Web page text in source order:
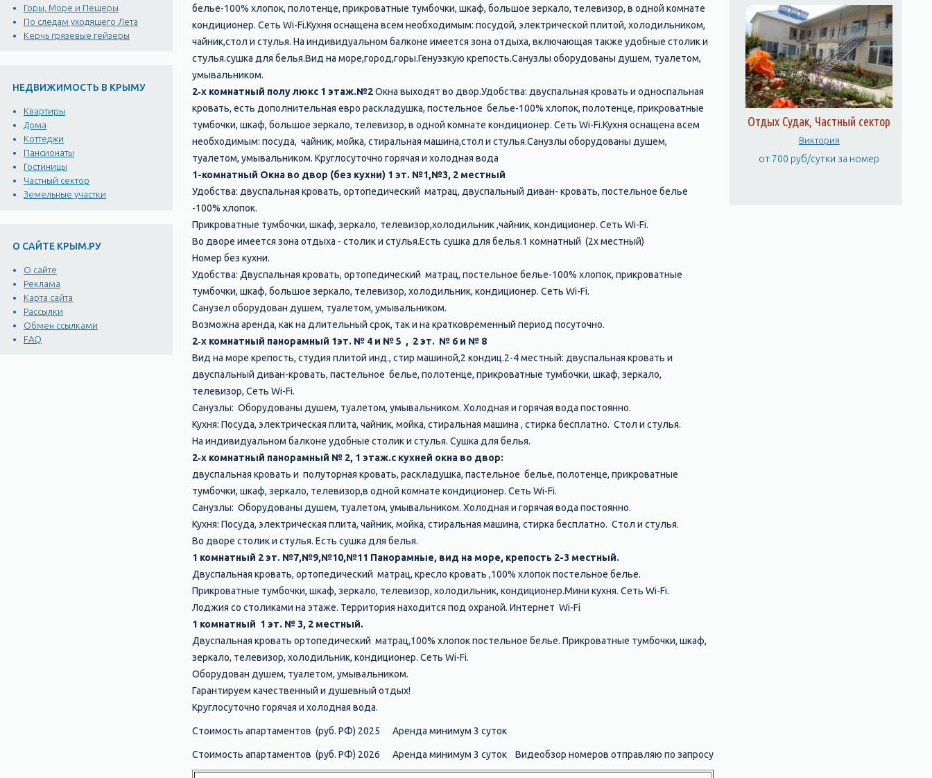
Горы, Море и Пещеры
По следам уходящего Лета
Керчь грязевые гейзеры
НЕДВИЖИМОСТЬ В КРЫМУ
Квартиры
Дома
Коттеджи
Пансионаты
Гостиницы
Частный сектор
Земельные участки
О САЙТЕ КРЫМ.РУ
О сайте
Реклама
Карта сайта
Рассылки
Обмен ссылками
FAQ
белье-100% хлопок, полотенце, прикроватные тумбочки, шкаф, большое зеркало, телевизор, в одной комнате
кондиционер. Сеть Wi-Fi.Кухня оснащена всем необходимым: посудой, электрической плитой, холодильником,
чайник,стол и стулья. На индивидуальном балконе имеется зона отдыха, включающая также удобные столик и
стулья.сушка для белья.Вид на море,город,горы.Генуэзкую крепость.Санузлы оборудованы душем, туалетом,
умывальником.
2‑х комнатный полу люкс 1 этаж.№2Окна выходят во двор.Удобства: двуспальная кровать и односпальная
кровать, есть дополнительная евро раскладушка, постельное белье-100% хлопок, полотенце, прикроватные
тумбочки, шкаф, большое зеркало, телевизор, в одной комнате кондиционер. Сеть Wi-Fi.Кухня оснащена всем
необходимым: посуда, чайник, мойка, стиральная машина,стол и стулья.Санузлы оборудованы душем,
туалетом, умывальником. Круглосуточно горячая и холодная вода
1-комнатный Окна во двор (без кухни) 1 эт. №1,№3, 2 местный
Удобства: двуспальная кровать, ортопедический матрац, двуспальный диван- кровать, постельное белье
-100% хлопок.
Прикроватные тумбочки, шкаф, зеркало, телевизор,холодильник ,чайник, кондиционер. Сеть Wi-Fi.
Во дворе имеется зона отдыха - столик и стулья.Есть сушка для белья.1 комнатный (2х местный)
Номер без кухни.
Удобства: Двуспальная кровать, ортопедический матрац, постельное белье-100% хлопок, прикроватные
тумбочки, шкаф, большое зеркало, телевизор, холодильник, кондиционер. Сеть Wi-Fi.
Санузел оборудован душем, туалетом, умывальником.
Возможна аренда, как на длительный срок, так и на кратковременный период посуточно.
2‑х комнатный панорамный 1эт. № 4 и № 5 , 2 эт. № 6 и № 8
Вид на море крепость, студия плитой инд., стир машиной,2 кондиц.2-4 местный: двуспальная кровать и
двуспальный диван-кровать, пастельное белье, полотенце, прикроватные тумбочки, шкаф, зеркало,
телевизор, Сеть Wi-Fi.
Санузлы: Оборудованы душем, туалетом, умывальником. Холодная и горячая вода постоянно.
Кухня: Посуда, электрическая плита, чайник, мойка, стиральная машина , стирка бесплатно. Стол и стулья.
На индивидуальном балконе удобные столик и стулья. Сушка для белья.
2‑х комнатный панорамный № 2, 1 этаж.с кухней окна во двор:
двуспальная кровать и полуторная кровать, раскладушка, пастельное белье, полотенце, прикроватные
тумбочки, шкаф, зеркало, телевизор,в одной комнате кондиционер. Сеть Wi-Fi.
Санузлы: Оборудованы душем, туалетом, умывальником. Холодная и горячая вода постоянно.
Кухня: Посуда, электрическая плита, чайник, мойка, стиральная машина, стирка бесплатно. Стол и стулья.
Во дворе столик и стулья. Есть сушка для белья.
1 комнатный 2 эт. №7,№9,№10,№11 Панорамные, вид на море, крепость 2-3 местный.
Двуспальная кровать, ортопедический матрац, кресло кровать ,100% хлопок постельное белье.
Прикроватные тумбочки, шкаф, зеркало, телевизор, холодильник, кондиционер.Мини кухня. Сеть Wi-Fi.
Лоджия со столиками на этаже. Территория находится под охраной. Интернет Wi-Fi
1 комнатный 1 эт. № 3, 2 местный.
Двуспальная кровать ортопедический матрац,100% хлопок постельное белье. Прикроватные тумбочки, шкаф,
зеркало, телевизор, холодильник, кондиционер. Сеть Wi-Fi.
Оборудован душем, туалетом, умывальником.
Гарантируем качественный и душевный отдых!
Круглосуточно горячая и холодная вода.
Стоимость апартаментов (руб. РФ) 2025 Аренда минимум 3 суток
Стоимость апартаментов (руб. РФ) 2026 Аренда минимум 3 суток Видеобзор номеров отправляю по запросу
Отдых Судак, Частный сектор
Виктория
от 700 руб/сутки за номер